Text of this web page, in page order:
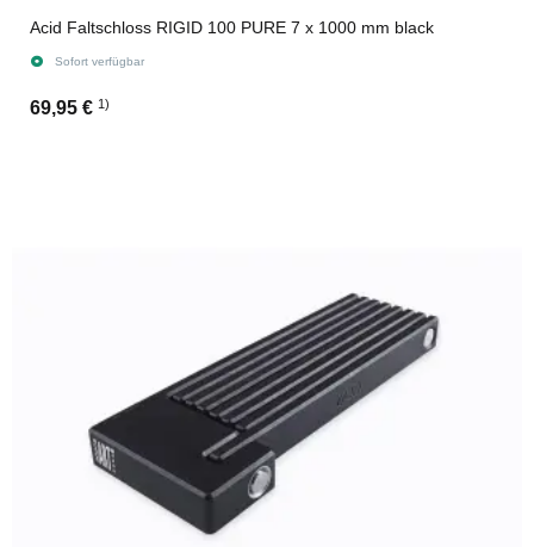
Acid Faltschloss RIGID 100 PURE 7 x 1000 mm black
Sofort verfügbar
69,95 € 1)